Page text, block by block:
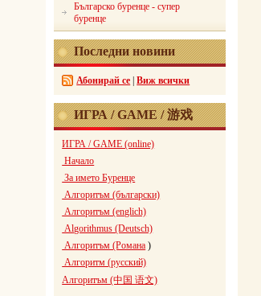
Българско буренце - супер
буренце
Последни новини
Абонирай се |Виж всички
ИГРА / GAME / 游戏
ИГРА / GAME (online)
Начало
За името Буренце
Алгоритъм (български)
Алгоритъм (englich)
Algorithmus (Deutsch)
Алгоритъм (Романа )
Алгоритм (русский)
Алгоритъм (中国 语文)